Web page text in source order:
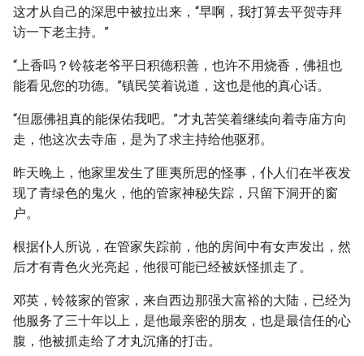
这才从自己的深思中被拉出来，“早啊，我打算去平贺寺拜
访一下老主持。”
“上香吗？铃筱老爷平日积德积善，也许不用烧香，佛祖也
能看见您的功德。”镇民笑着说道，这也是他的真心话。
“但愿佛祖真的能保佑我吧。”才丸苦笑着继续向着寺庙方向
走，他这次去寺庙，是为了求主持给他驱邪。
昨天晚上，他家里发生了匪夷所思的怪事，仆人们在半夜发
现了青绿色的鬼火，他的管家神秘失踪，只留下洞开的窗
户。
根据仆人所说，在管家失踪前，他的房间中有女声发出，然
后才有青色火光亮起，他很可能已经被妖怪抓走了。
邓英，铃筱家的管家，来自西边那强大富裕的大陆，已经为
他服务了三十年以上，是他最亲密的朋友，也是最信任的心
腹，他被抓走给了才丸沉痛的打击。